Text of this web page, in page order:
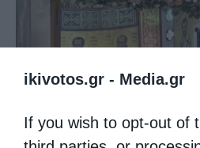
ikivotos.gr - Media.gr
If you wish to opt-out of